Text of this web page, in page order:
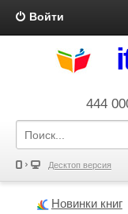
Войти
444
Десктоп версия
Новинки книг